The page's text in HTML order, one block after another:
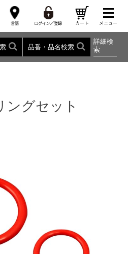
品番・品名検索
詳細検
索
ングセット